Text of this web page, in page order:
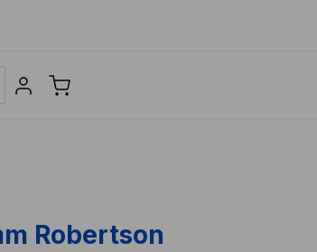
Sign in
Robertson